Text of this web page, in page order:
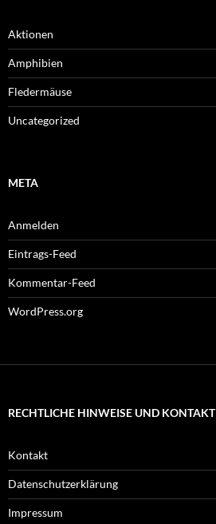
Aktionen
Amphibien
Fledermäuse
Uncategorized
META
Anmelden
Eintrags-Feed
Kommentar-Feed
WordPress.org
RECHTLICHE HINWEISE UND KONTAKT
Kontakt
Datenschutzerklärung
Impressum